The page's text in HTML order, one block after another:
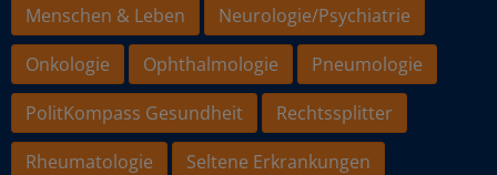
Menschen & Leben
Neurologie/Psychiatrie
Onkologie
Ophthalmologie
Pneumologie
PolitKompass Gesundheit
Rechtssplitter
Rheumatologie
Seltene Erkrankungen